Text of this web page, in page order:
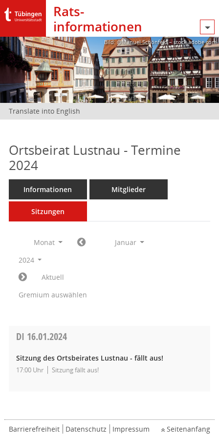
Rats­
informationen
Bild: @Manuel Schönfeld – stock.adobe.com
Translate into English
Ortsbeirat Lustnau - Termine
2024
Informationen Mitglieder
Sitzungen
Monat
Januar
2024
Aktuell
Gremium auswählen
DI 16.01.2024
Sitzung des Ortsbeirates Lustnau - fällt aus!
17:00 Uhr Sitzung fällt aus!
Barrierefreiheit Datenschutz Impressum Seitenanfang